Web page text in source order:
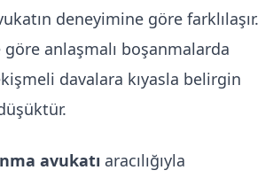
deneyimine göre farklılaşır.
anlaşmalı boşanmalarda
davalara kıyasla belirgin
avukatı aracılığıyla